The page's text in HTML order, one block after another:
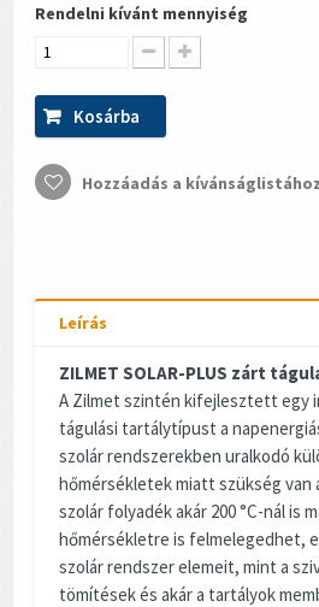
Rendelni kívánt mennyiség
Kosárba
Hozzáadás a kívánságlistához
Leírás
ZILMET SOLAR-PLUS zárt
A Zilmet szintén kifejlesztett egy
tágulási tartálytípust a
szolár rendszerekben uralkodó
hőmérsékletek miatt szükség van
szolár folyadék akár 200 °C-nál is
hőmérsékletre is felmelegedhet,
szolár rendszer elemeit, mint a
tömítések és akár a tartályok